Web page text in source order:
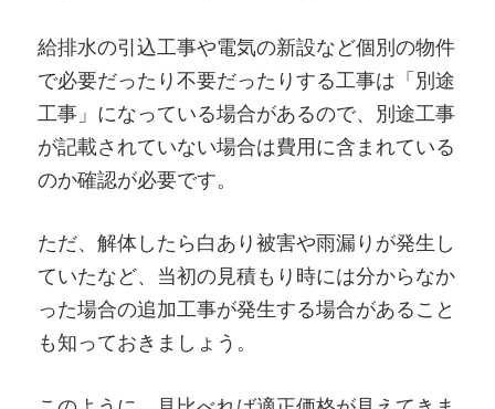
給排水の引込工事や電気の新設など個別の物件
で必要だったり不要だったりする工事は「別途
工事」になっている場合があるので、別途工事
が記載されていない場合は費用に含まれている
のか確認が必要です。
ただ、解体したら白あり被害や雨漏りが発生し
ていたなど、当初の見積もり時には分からなか
った場合の追加工事が発生する場合があること
も知っておきましょう。